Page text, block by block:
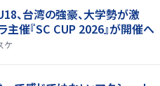
、台湾の強豪、大学勢が激
主催『SC CUP 2026』が開催へ
ケ